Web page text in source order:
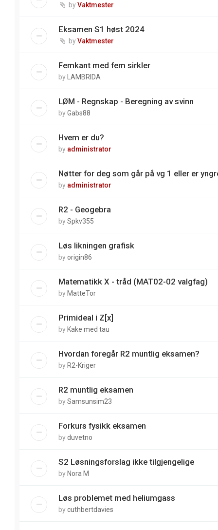
byVaktmester
Eksamen S1 høst 2024
byVaktmester
Femkant med fem sirkler
by LAMBRIDA
LØM - Regnskap - Beregning av svinn
byGabs88
Hvem er du?
by administrator
Nøtter for deg som går på vg 1 eller er
by administrator
R2 - Geogebra
bySpkv355
Løs likningen grafisk
byorigin86
Matematikk X - tråd (MAT02-02 valgfag)
by MatteTor
Primideal i Z[x]
by Kake med tau
Hvordan foregår R2 muntlig eksamen?
by R2-Kriger
R2 muntlig eksamen
bySamsunsim23
Forkurs fysikk eksamen
byduvetno
S2 Løsningsforslag ikke tilgjengelige
by Nora M
Løs problemet med heliumgass
bycuthbertdavies